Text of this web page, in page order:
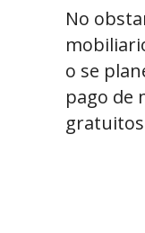
No
o se
pago de